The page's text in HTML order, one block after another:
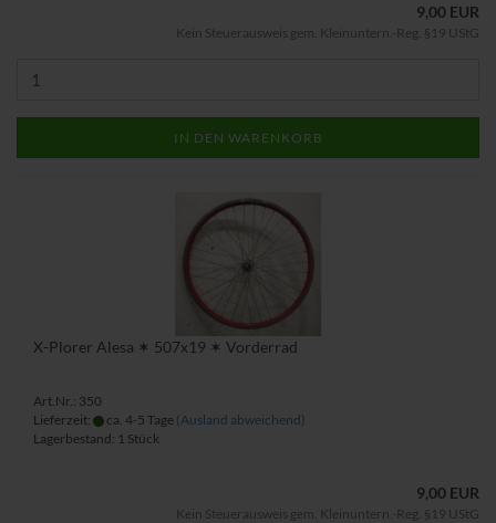
9,00 EUR
Kein Steuerausweis gem. Kleinuntern.-Reg. §19 UStG
IN DEN WARENKORB
X-Plorer Alesa ✶ 507x19 ✶ Vorderrad
Art.Nr.: 350
Lieferzeit:
ca. 4-5 Tage (Ausland abweichend)
Lagerbestand: 1 Stück
9,00 EUR
Kein Steuerausweis gem. Kleinuntern.-Reg. §19 UStG